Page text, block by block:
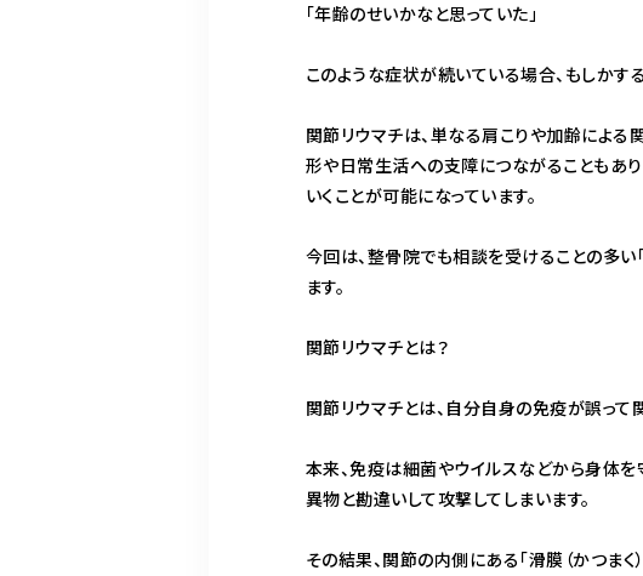
「年齢のせいかなと思っていた」
このような症状が続いている場合、もしかす
関節リウマチは、単なる肩こりや加齢によ
形や日常生活への支障につながることもあ
いくことが可能になっています。
今回は、整骨院でも相談を受けることの多い
ます。
関節リウマチとは？
関節リウマチとは、自分自身の免疫が誤って
本来、免疫は細菌やウイルスなどから身体
異物と勘違いして攻撃してしまいます。
その結果、関節の内側にある「滑膜（かつま